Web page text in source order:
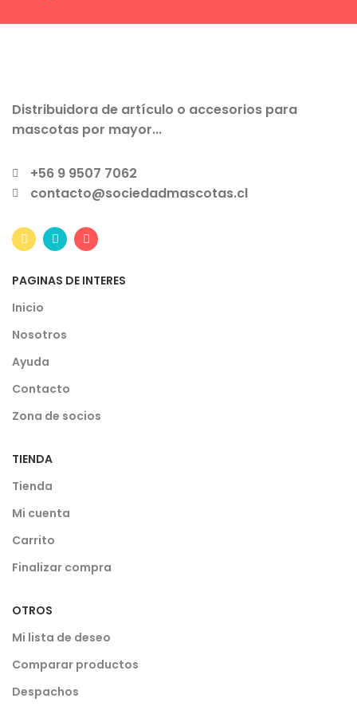
Distribuidora de artículo o accesorios para
mascotas por mayor...
+56 9 9507 7062
contacto@sociedadmascotas.cl
PAGINAS DE INTERES
Inicio
Nosotros
Ayuda
Contacto
Zona de socios
TIENDA
Tienda
Mi cuenta
Carrito
Finalizar compra
OTROS
Mi lista de deseo
Comparar productos
Despachos